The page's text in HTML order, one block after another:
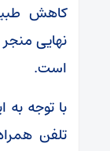
کاهش
نهایی
است.
تلفن